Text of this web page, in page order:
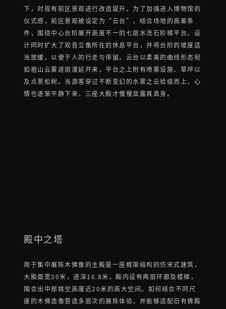
下，对现有前区景观进行改造提升。为了加强进入博物馆的
仪式感，前区景观被设定为“云台”，结合场地的高差条
件，围绕中心台阶展开高度不一的七层水洗石阶梯平台。设
计同时扩大了观音立像所在的休息平台，并将台阶的坡度适
当放缓，以便于人的行走与停留。云台以柔美的曲线形态宛
如祖山云雾逐层漫延开来，平台之上附有喷雾设施、草坪以
及点景松树。当游客穿过不断变幻的水雾之云拾级而上，心
情也逐渐平静下来，三座大殿才慢慢显露其真身。
殿中之塔
用于集中展陈木佛像的主殿是一座框架结构的仿宋式建筑，
大殿面宽30米，进深16.8米，殿内设有两层环廊及楼梯，
围合出中部挑空高度近20米的高大空间。如何结合不同尺
度的木佛造像营造多层次的展陈体验，并能够适配旧有佛殿